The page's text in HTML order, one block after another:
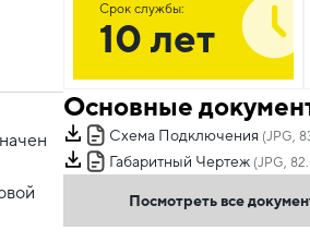
Срок службы:
10 лет
Основные
Схема Подключения (JPG,
Габаритный Чертеж (JPG,
Посмотреть все